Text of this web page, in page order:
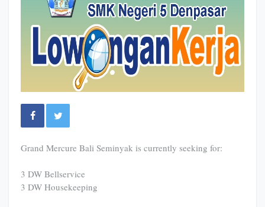
Grand Mercure Bali Seminyak is currently seeking for:
3 DW Bellservice
3 DW Housekeeping